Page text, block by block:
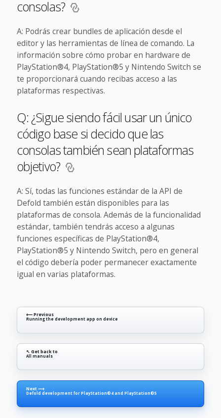
consolas?
A: Podrás crear bundles de aplicación desde el
editor y las herramientas de línea de comando. La
información sobre cómo probar en hardware de
PlayStation®4, PlayStation®5 y Nintendo Switch se
te proporcionará cuando recibas acceso a las
plataformas respectivas.
Q: ¿Sigue siendo fácil usar un único
código base si decido que las
consolas también sean plataformas
objetivo?
A: Sí, todas las funciones estándar de la API de
Defold también están disponibles para las
plataformas de consola. Además de la funcionalidad
estándar, también tendrás acceso a algunas
funciones específicas de PlayStation®4,
PlayStation®5 y Nintendo Switch, pero en general
el código debería poder permanecer exactamente
igual en varias plataformas.
⟵ Previous
Running the development app on device
↖ Get back to
All manuals
Next ⟶
Defold development for PlayStation®4 and PlayStation®5